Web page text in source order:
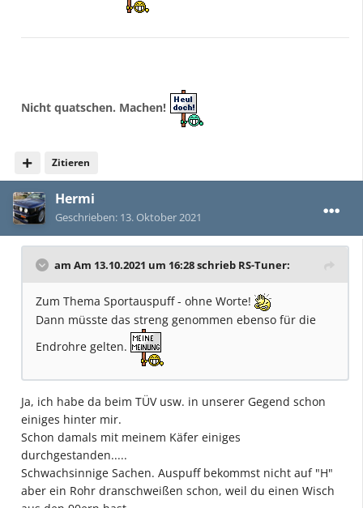
Zitieren
Nicht quatschen. Machen!
Hermi
Geschrieben: 13. Oktober 2021
am Am 13.10.2021 um 16:28 schrieb RS-Tuner:
Zum Thema Sportauspuff - ohne Worte!
Dann müsste das streng genommen ebenso für die
Endrohre gelten.
Ja, ich habe da beim TÜV usw. in unserer Gegend schon
einiges hinter mir.
Schon damals mit meinem Käfer einiges
durchgestanden.....
Schwachsinnige Sachen. Auspuff bekommst nicht auf "H"
aber ein Rohr dranschweißen schon, weil du einen Wisch